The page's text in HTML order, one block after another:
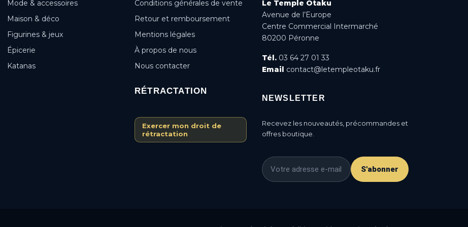
Mode & accessoires
Maison & déco
Figurines & jeux
Épicerie
Katanas
Conditions générales de vente
Retour et remboursement
Mentions légales
À propos de nous
Nous contacter
RÉTRACTATION
Exercer mon droit de
rétractation
Le Temple Otaku
Avenue de l’Europe
Centre Commercial Intermarché
80200 Péronne
Tél.03 64 27 01 33
Email contact@letempleotaku.fr
NEWSLETTER
Recevez les nouveautés, précommandes et
offres boutique.
S'abonner